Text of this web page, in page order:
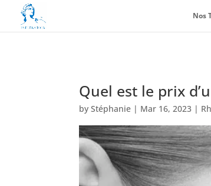
Nos
Quel est le prix
byStéphanie | Mar 16, 2023 |